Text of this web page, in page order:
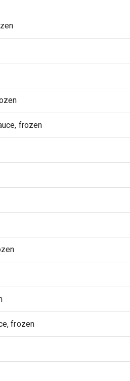
frozen
frozen